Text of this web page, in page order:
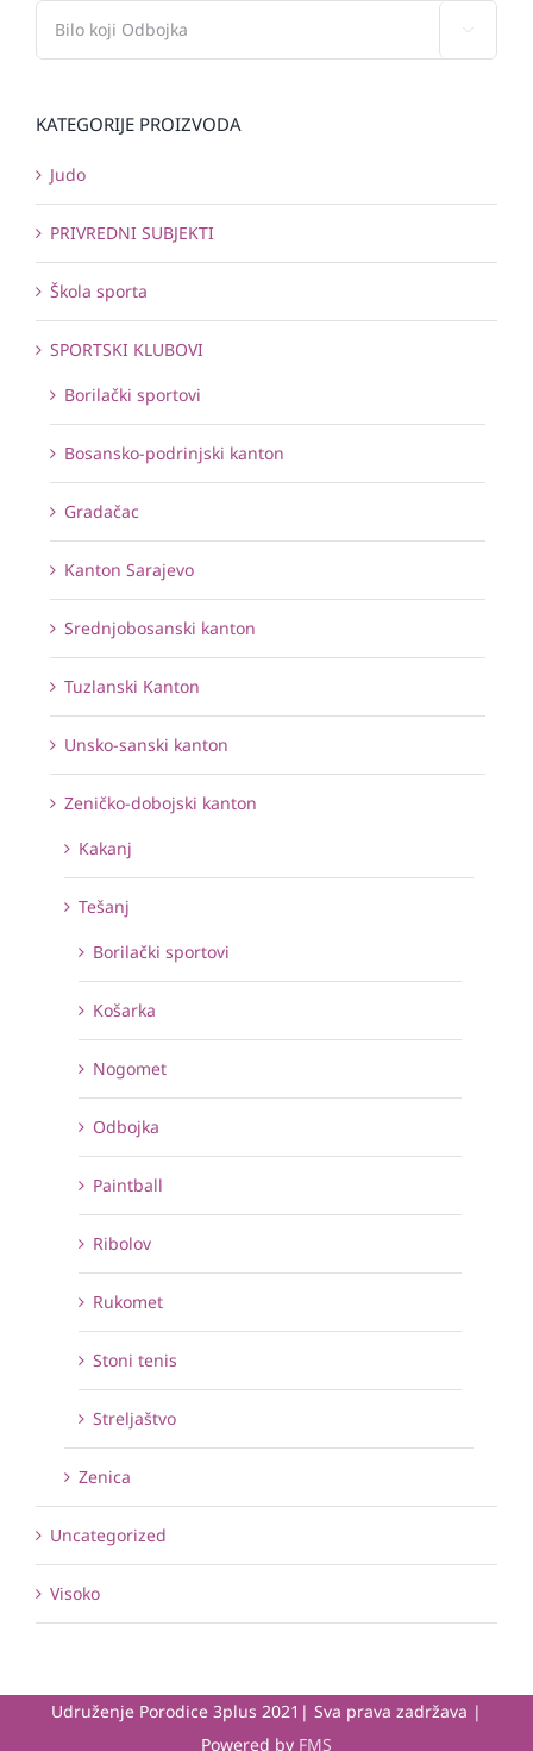
KATEGORIJE PROIZVODA
Judo
PRIVREDNI SUBJEKTI
Škola sporta
SPORTSKI KLUBOVI
Borilački sportovi
Bosansko-podrinjski kanton
Gradačac
Kanton Sarajevo
Srednjobosanski kanton
Tuzlanski Kanton
Unsko-sanski kanton
Zeničko-dobojski kanton
Kakanj
Tešanj
Borilački sportovi
Košarka
Nogomet
Odbojka
Paintball
Ribolov
Rukomet
Stoni tenis
Streljaštvo
Zenica
Uncategorized
Visoko
Udruženje Porodice 3plus 2021| Sva prava zadržava |
Powered by FMS